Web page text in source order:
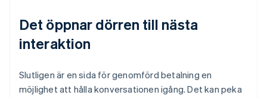
Det öppnar dörren till nästa
interaktion
Slutligen är en sida för genomförd betalning en
möjlighet att hålla konversationen igång. Det kan peka